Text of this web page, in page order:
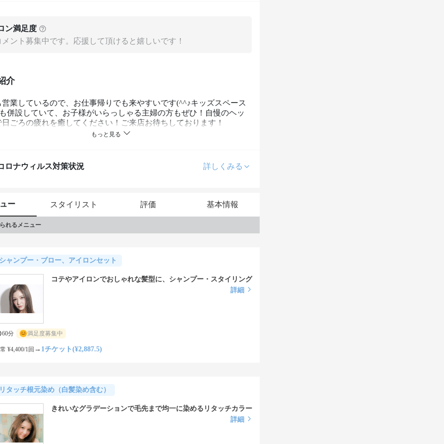
ン満足度
ント募集中です。応援して頂けると嬉しいです！
介
業しているので、お仕事帰りでも来やすいです(^^♪キッズスペース
併設していて、お子様がいらっしゃる主婦の方もぜひ！自慢のヘッ
ごろの疲れを癒してください！ご来店お待ちしております！
ロナウィルス対策状況 詳しくみる
ー スタイリスト 評価 基本情報
れるメニュー
ャンプー・ブロー、アイロンセット
コテやアイロンでおしゃれな髪型に、シャンプー・スタイリング
詳細
60分 満足度募集中
¥4,400/1回 → 1チケット(¥2,887.5)
タッチ根元染め（白髪染め含む）
きれいなグラデーションで毛先まで均一に染めるリタッチカラー
詳細